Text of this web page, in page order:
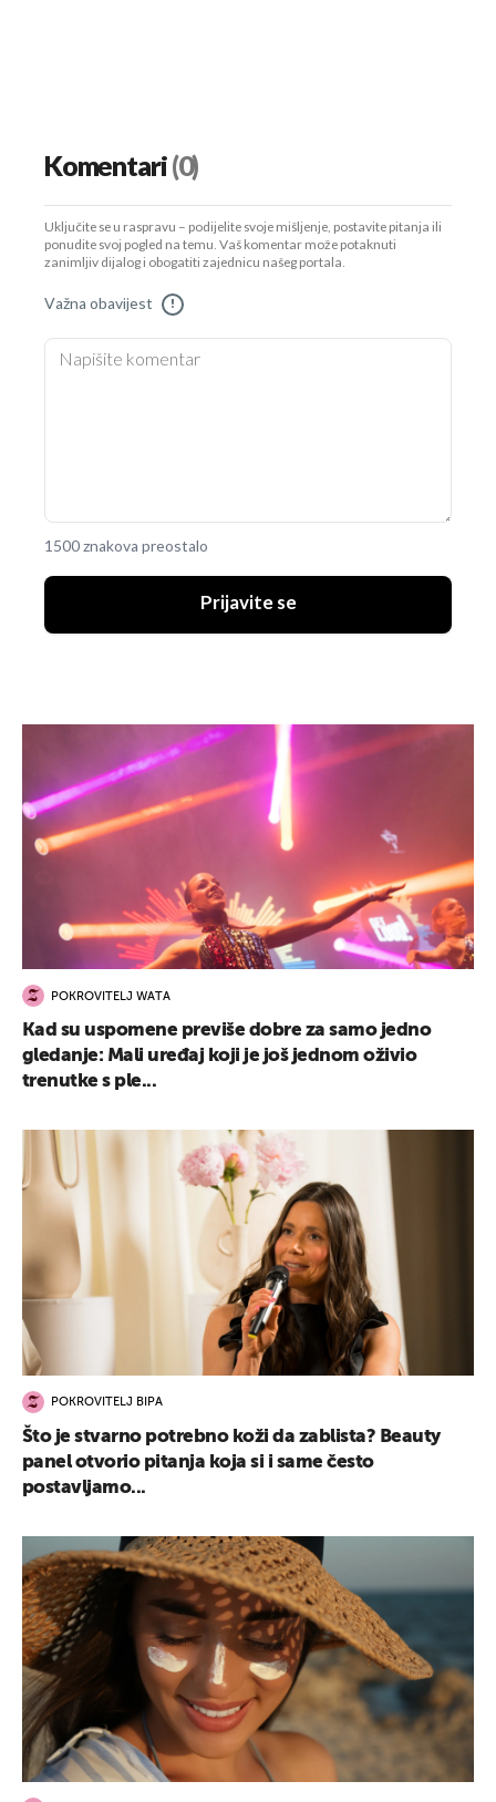
Komentari(0)
Uključite se u raspravu – podijelite svoje mišljenje, postavite pitanja ili
ponudite svoj pogled na temu. Vaš komentar može potaknuti
zanimljiv dijalog i obogatiti zajednicu našeg portala.
Važna obavijest !
1500 znakova preostalo
Prijavite se
POKROVITELJ WATA
Kad su uspomene previše dobre za samo jedno
gledanje: Mali uređaj koji je još jednom oživio
trenutke s ple...
POKROVITELJ BIPA
Što je stvarno potrebno koži da zablista? Beauty
panel otvorio pitanja koja si i same često
postavljamo...